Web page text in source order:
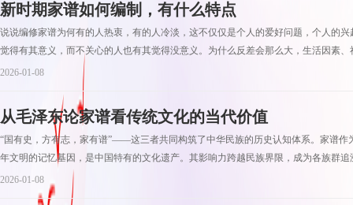
新时期家谱如何编制，有什么特点
说说编修家谱为何有的人热衷，有的人冷淡，这不仅仅是个人的爱好问题，个人的
觉得有其意义，而不关心的人也有其觉得没意义。为什么反差会那么大，生活因素、
2026-01-08
从毛泽东论家谱看传统文化的当代价值
“国有史，方有志，家有谱”——这三者共同构筑了中华民族的历史认知体系。家谱作
年文明的记忆基因，是中国特有的文化遗产。其影响力跨越民族界限，成为各族群追
2026-01-08